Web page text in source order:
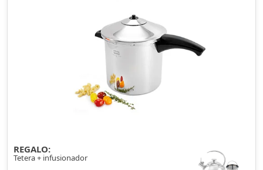
REGALO:
Tetera + infusionador